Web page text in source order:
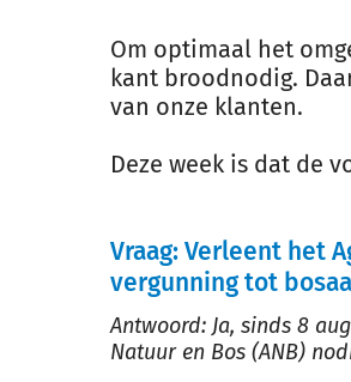
Om optimaal het
kant broodnodig.
van onze klanten.
Deze week is dat de
Vraag: Verleent het
vergunning tot
Antwoord: Ja, sinds 8
Natuur en Bos (ANB)